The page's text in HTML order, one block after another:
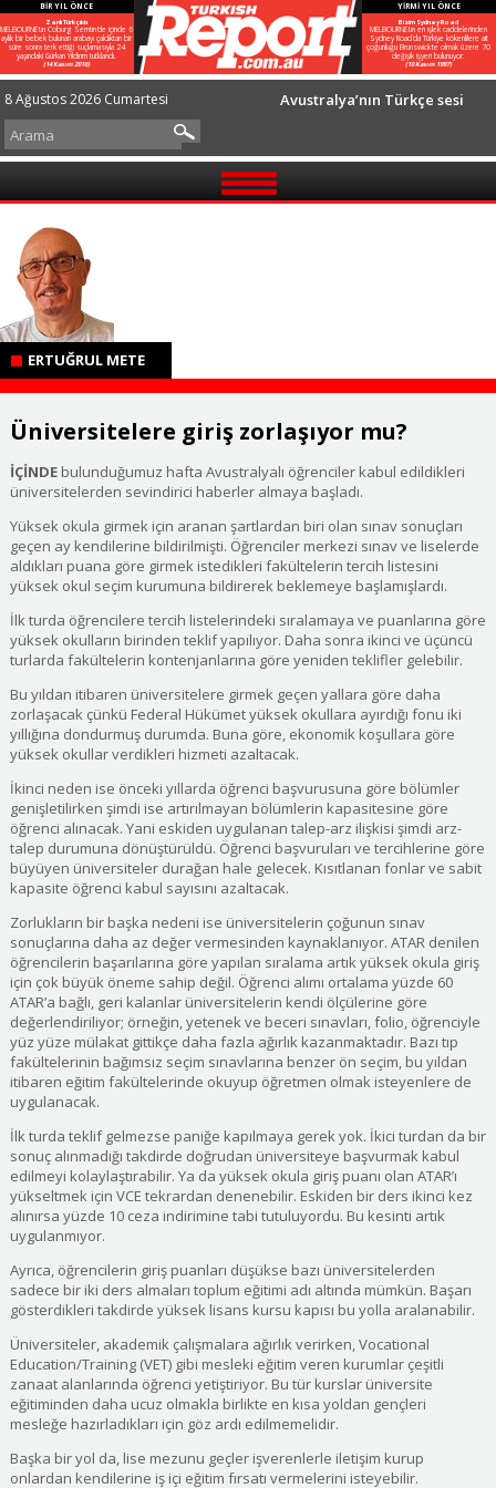
BİR YIL ÖNCE
Zanlı Türk çıktı
MELBOURNE'un Coburg Semtin'de içinde 6
aylık bir bebek bulunan arabayı çaldıktan bir
süre sonra terk ettiği suçlamasıyla 24
yaşındaki Gürkan Yıldırım tutklandı.
(14 Kasım 2016)
YİRMİ YIL ÖNCE
Bizim Sydney Road
MELBOURNE'un en işlek caddelerinden
Sydney Road'da Türkiye kökenlilere ait
çoğunluğu Brunswick'te olmak üzere 70
değişik işyeri bulunuyor.
(10 Kasım 1997)
8 Ağustos 2026 Cumartesi Avustralya’nın Türkçe sesi
SPOR
GÖRÜŞLER
İLETİŞİM
ERTUĞRUL METE
Üniversitelere giriş zorlaşıyor mu?
İÇİNDEbulunduğumuz hafta Avustralyalı öğrenciler kabul edildikleri
üniversitelerden sevindirici haberler almaya başladı.
Yüksek okula girmek için aranan şartlardan biri olan sınav sonuçları
geçen ay kendilerine bildirilmişti. Öğrenciler merkezi sınav ve liselerde
aldıkları puana göre girmek istedikleri fakültelerin tercih listesini
yüksek okul seçim kurumuna bildirerek beklemeye başlamışlardı.
İlk turda öğrencilere tercih listelerindeki sıralamaya ve puanlarına göre
yüksek okulların birinden teklif yapılıyor. Daha sonra ikinci ve üçüncü
turlarda fakültelerin kontenjanlarına göre yeniden teklifler gelebilir.
Bu yıldan itibaren üniversitelere girmek geçen yallara göre daha
zorlaşacak çünkü Federal Hükümet yüksek okullara ayırdığı fonu iki
yıllığına dondurmuş durumda. Buna göre, ekonomik koşullara göre
yüksek okullar verdikleri hizmeti azaltacak.
İkinci neden ise önceki yıllarda öğrenci başvurusuna göre bölümler
genişletilirken şimdi ise artırılmayan bölümlerin kapasitesine göre
öğrenci alınacak. Yani eskiden uygulanan talep-arz ilişkisi şimdi arz-
talep durumuna dönüştürüldü. Öğrenci başvuruları ve tercihlerine göre
büyüyen üniversiteler durağan hale gelecek. Kısıtlanan fonlar ve sabit
kapasite öğrenci kabul sayısını azaltacak.
Zorlukların bir başka nedeni ise üniversitelerin çoğunun sınav
sonuçlarına daha az değer vermesinden kaynaklanıyor. ATAR denilen
öğrencilerin başarılarına göre yapılan sıralama artık yüksek okula giriş
için çok büyük öneme sahip değil. Öğrenci alımı ortalama yüzde 60
ATAR’a bağlı, geri kalanlar üniversitelerin kendi ölçülerine göre
değerlendiriliyor; örneğin, yetenek ve beceri sınavları, folio, öğrenciyle
yüz yüze mülakat gittikçe daha fazla ağırlık kazanmaktadır. Bazı tıp
fakültelerinin bağımsız seçim sınavlarına benzer ön seçim, bu yıldan
itibaren eğitim fakültelerinde okuyup öğretmen olmak isteyenlere de
uygulanacak.
İlk turda teklif gelmezse paniğe kapılmaya gerek yok. İkici turdan da bir
sonuç alınmadığı takdirde doğrudan üniversiteye başvurmak kabul
edilmeyi kolaylaştırabilir. Ya da yüksek okula giriş puanı olan ATAR’ı
yükseltmek için VCE tekrardan denenebilir. Eskiden bir ders ikinci kez
alınırsa yüzde 10 ceza indirimine tabi tutuluyordu. Bu kesinti artık
uygulanmıyor.
Ayrıca, öğrencilerin giriş puanları düşükse bazı üniversitelerden
sadece bir iki ders almaları toplum eğitimi adı altında mümkün. Başarı
gösterdikleri takdirde yüksek lisans kursu kapısı bu yolla aralanabilir.
Üniversiteler, akademik çalışmalara ağırlık verirken, Vocational
Education/Training (VET) gibi mesleki eğitim veren kurumlar çeşitli
zanaat alanlarında öğrenci yetiştiriyor. Bu tür kurslar üniversite
eğitiminden daha ucuz olmakla birlikte en kısa yoldan gençleri
mesleğe hazırladıkları için göz ardı edilmemelidir.
Başka bir yol da, lise mezunu geçler işverenlerle iletişim kurup
onlardan kendilerine iş içi eğitim fırsatı vermelerini isteyebilir.